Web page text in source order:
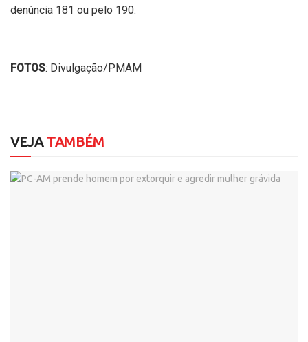
denúncia 181 ou pelo 190.
FOTOS: Divulgação/PMAM
VEJATAMBÉM